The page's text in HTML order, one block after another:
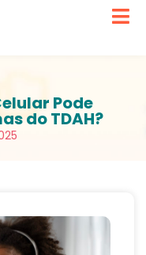
Pode
do TDAH?